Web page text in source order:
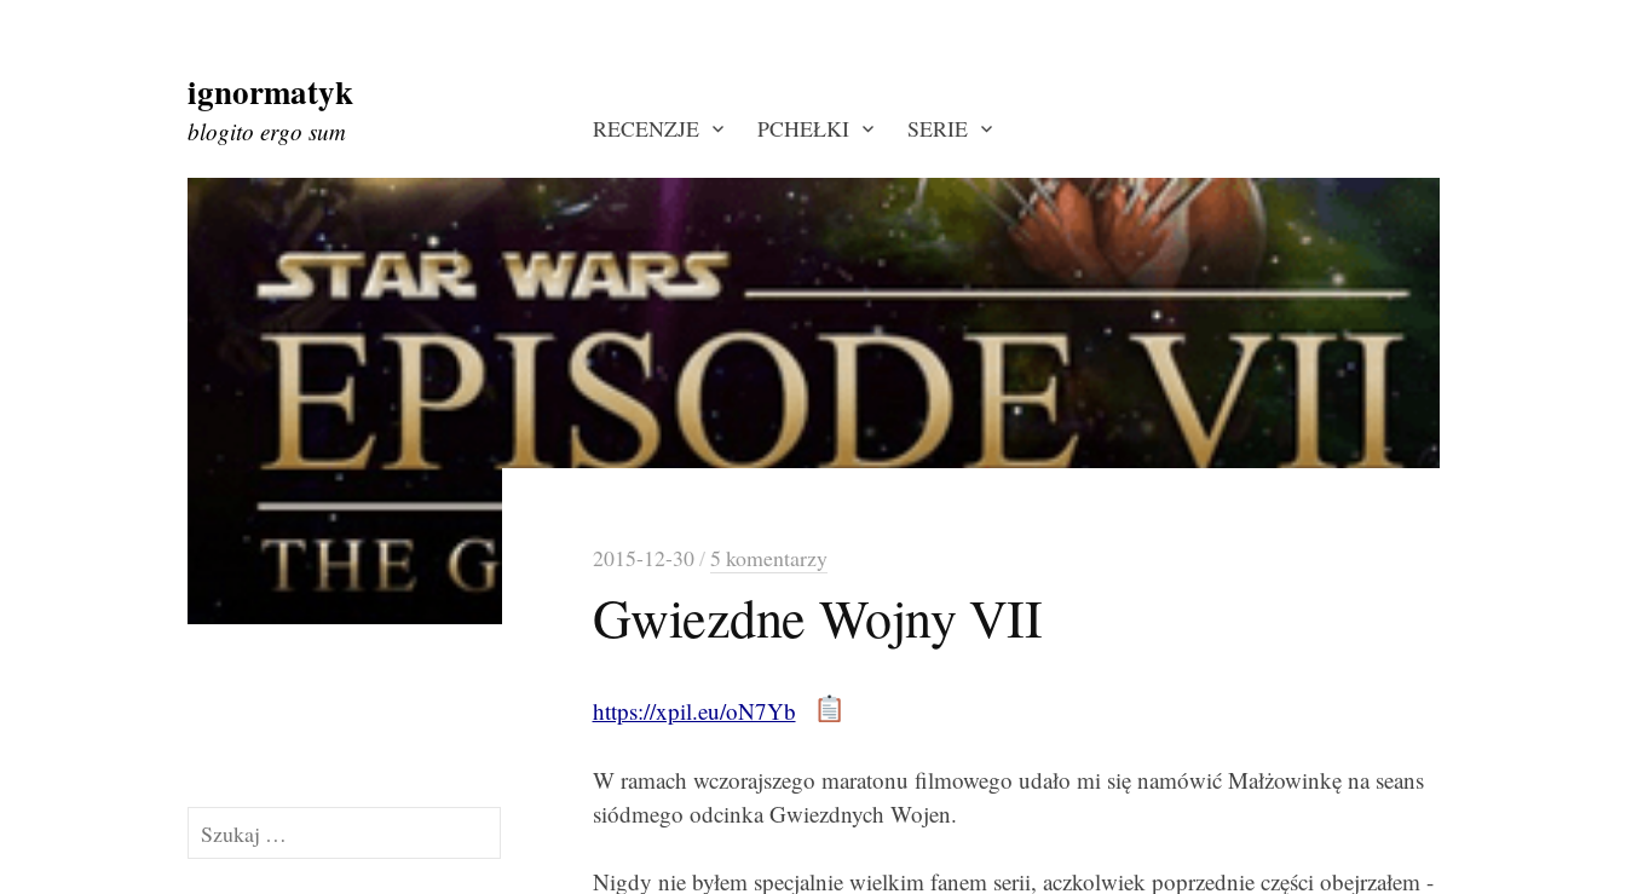
Skip
to
content
ignormatyk
blogito ergo sum RECENZJE PCHEŁKI SERIE
2015-12-30/ 5 komentarzy
Gwiezdne Wojny VII
https://xpil.eu/oN7Yb
W ramach wczorajszego maratonu filmowego udało mi się namówić Małżowinkę na seans
siódmego odcinka Gwiezdnych Wojen.
Nigdy nie byłem specjalnie wielkim fanem serii, aczkolwiek poprzednie części obejrzałem -
Szukaj: